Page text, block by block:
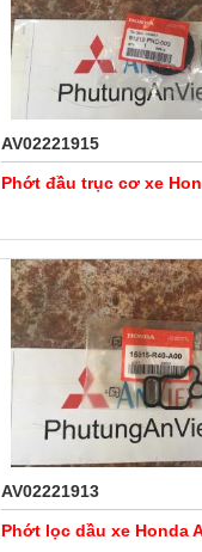
AV02221915
Phớt đầu trục cơ xe
AV02221913
Phớt lọc dầu xe Honda